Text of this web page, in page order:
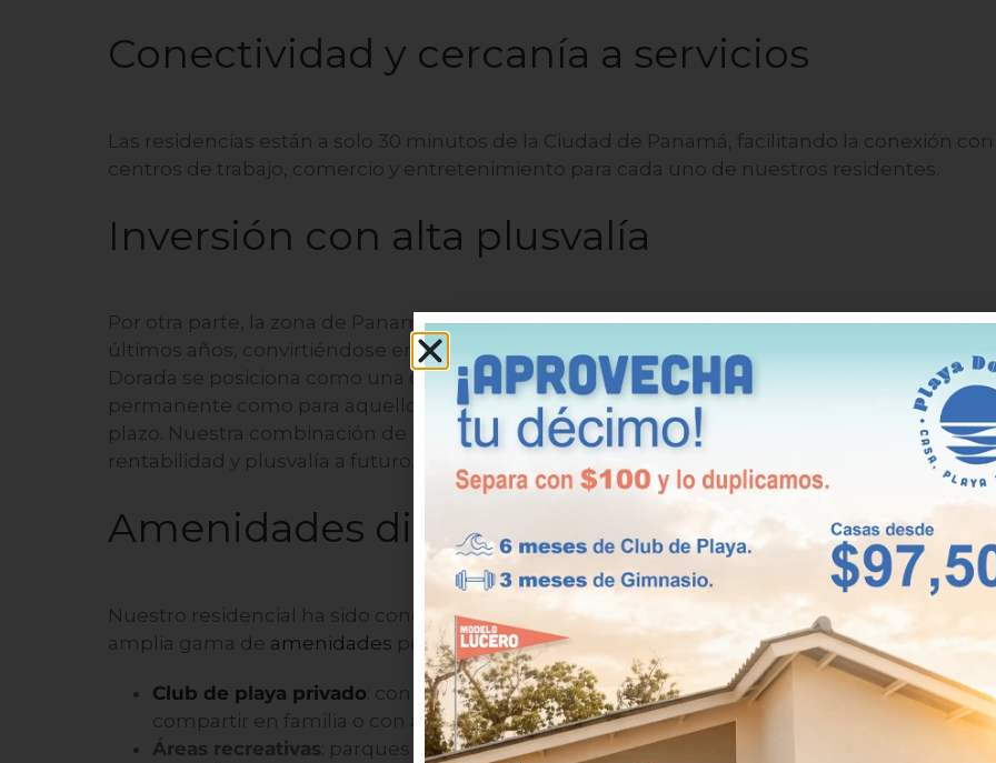
Conectividad y cercanía a servicios
Las residencias están a solo 30 minutos de la Ciudad de Panamá, facilitando la conexión con
centros de trabajo, comercio y entretenimiento para cada uno de nuestros residentes.
Inversión con alta plusvalía
Por otra parte, la zona de Panamá Oeste ha experimentado un crecimiento sostenido en los
últimos años, convirtiéndose en un área de alto potencial para inversiones inmobiliarias.
Dorada se posiciona como una opción atractiva tanto para quienes buscan una residencia
permanente como para aquellos interesados en propiedades vacacionales o de renta a largo
plazo. Nuestra combinación de ubicación, amenidades y seguridad asegura una alta
rentabilidad y plusvalía a futuro.
Amenidades diseñadas para el bienestar
Nuestro residencial ha sido concebido como una comunidad planificada que integra una
amplia gama de amenidades pensadas para el disfrute y la calidad de vida de sus
Club de playa privado : con piscinas para adultos y niños, toboganes y áreas sociales para
compartir en familia o con amigos.
Áreas recreativas : parques infantiles, canchas deportivas y senderos para contemplar la